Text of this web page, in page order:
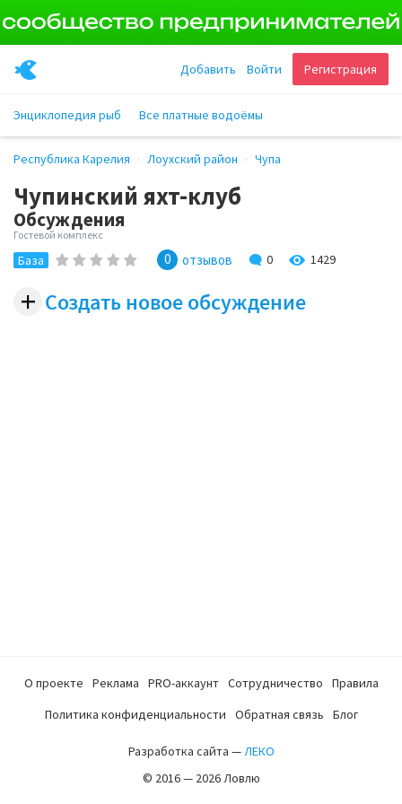
Регистрация
Войти
Добавить
Энциклопедия рыб Все платные водоёмы
Республика Карелия Лоухский район Чупа
Чупинский яхт-клуб
Обсуждения
Гостевой комплекс
База 0 отзывов 0 1429
+ Создать новое обсуждение
О проекте Реклама PRO-аккаунт Сотрудничество
Правила
Политика конфиденциальности
Обратная связь Блог
Разработка сайта —ЛЕКО
© 2016 — 2026 Ловлю